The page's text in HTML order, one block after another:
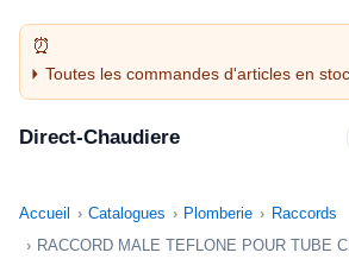
Toutes les commandes d'articles en
avant 14H sont expédiées le jour
Direct-Chaudiere
Accueil Catalogues Plomberie
Raccords
RACCORD MALE TEFLONE POUR TUBE